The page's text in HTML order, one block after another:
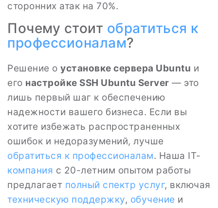
сторонних атак на 70%.
Почему стоит обратиться к
профессионалам?
Решение о установке сервера Ubuntu и
его настройке SSH Ubuntu Server — это
лишь первый шаг к обеспечению
надежности вашего бизнеса. Если вы
хотите избежать распространенных
ошибок и недоразумений, лучше
обратиться к профессионалам. Наша IT-
компания с 20-летним опытом работы
предлагает полный спектр услуг, включая
техническую поддержку, обучение и